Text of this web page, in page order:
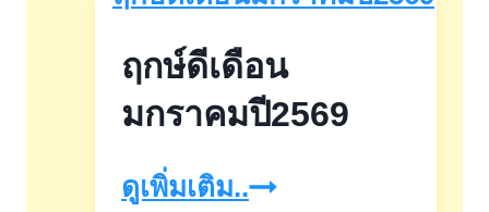
ของ
เครื่อง
ของ
ฤกษ์ดีเดือน
มกราคมปี2569
ดูเพิ่มเติม..ฤกษ์